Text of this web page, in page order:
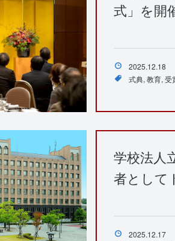
式」を開
2025.12.18
式典 教育 受
学校法人
者として
2025.12.17